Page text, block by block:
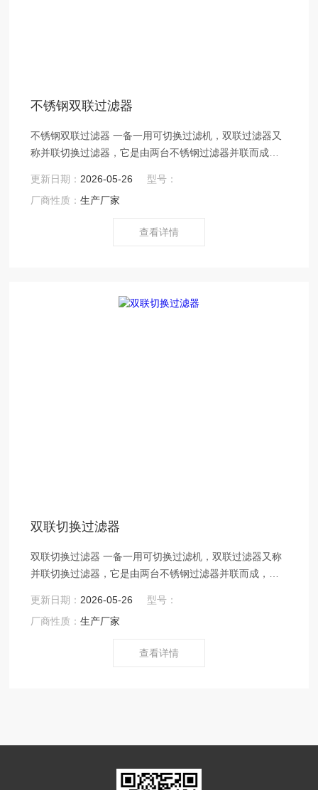
不锈钢双联过滤器
不锈钢双联过滤器 一备一用可切换过滤机，双联过滤器又
称并联切换过滤器，它是由两台不锈钢过滤器并联而成，
装在一个机座上。清洗过滤器时不必停车，保证其连续工
作，是不停车生产线过滤装置的较好选择。具有结构新颖
用范围广泛、适应性强的多用途过滤设备。
更新日期： 2026-05-26
型号：
厂商性质：生产厂家
查看详情
双联切换过滤器
双联切换过滤器 一备一用可切换过滤机，双联过滤器又称
并联切换过滤器，它是由两台不锈钢过滤器并联而成，也
在一个机座上。清洗过滤器时不必停车，保证其连续工
作，是不停车生产线过滤装置的较好选择。具有结构新颖
用范围广泛、适应性强的多用途过滤设备。
更新日期： 2026-05-26
型号：
厂商性质：生产厂家
查看详情